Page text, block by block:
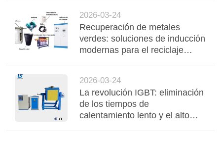
2026-03-24
Recuperación de metales
verdes: soluciones de inducción
modernas para el reciclaje
2026-03-24
La revolución IGBT: eliminación
de los tiempos de
calentamiento lento y el alto